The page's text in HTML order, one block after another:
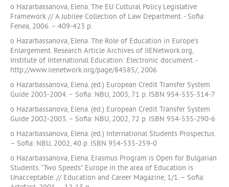
o Hazarbassanova, Elena. The EU Cultural Policy Legislative
Framework // A Jubilee Collection of Law Department. - Sofia:
Fenea, 2006. – 409-423 p.
o Hazarbassanova, Elena. The Role of Education in Europe’s
Enlargement. Research Article Archives of IIENetwork.org,
Institute of International Education: Electronic document. -
http://www.iienetwork.org/page/84585/, 2006
o Hazarbassanova, Elena. (ed.) European Credit Transfer System
Guide 2003-2004. – Sofia: NBU, 2003, 71 p. ISBN 954-535-314-7
o Hazarbassanova, Elena. (ed.) European Credit Transfer System
Guide 2002-2003. – Sofia: NBU, 2002, 72 p. ISBN 954-535-290-6
o Hazarbassanova, Elena. (ed.) International Students Prospectus.
– Sofia: NBU, 2002, 40 p. ISBN 954-535-259-0
o Hazarbassanova, Elena. Erasmus Program is Open for Bulgarian
Students. “Two Speeds” Europe in the area of Education is
Unacceptable. // Education and Career Magazine, 1/1. – Sofia: